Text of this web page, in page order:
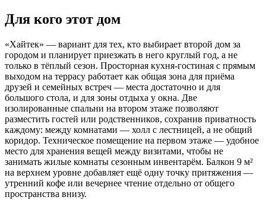
Для кого этот дом
«Хайтек» — вариант для тех, кто выбирает второй дом за
городом и планирует приезжать в него круглый год, а не
только в тёплый сезон. Просторная кухня-гостиная с прямым
выходом на террасу работает как общая зона для приёма
друзей и семейных встреч — места достаточно и для
большого стола, и для зоны отдыха у окна. Две
изолированные спальни на втором этаже позволяют
разместить гостей или родственников, сохранив приватность
каждому: между комнатами — холл с лестницей, а не общий
коридор. Техническое помещение на первом этаже — удобное
место для хранения вещей между визитами, чтобы не
занимать жилые комнаты сезонным инвентарём. Балкон 9 м²
на верхнем уровне добавляет ещё одну точку притяжения —
утренний кофе или вечернее чтение отдельно от общего
пространства внизу.